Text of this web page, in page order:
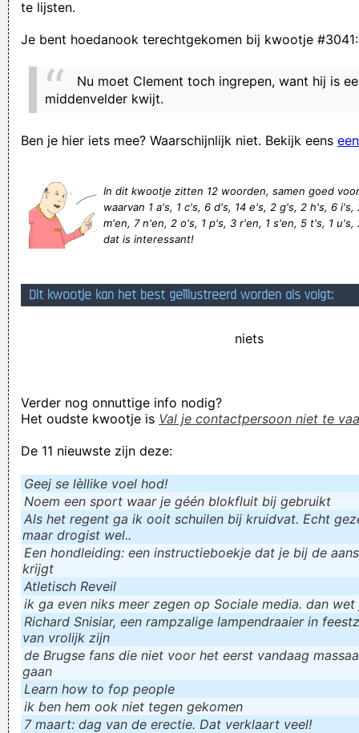
Oké, ik geef toe dat de staat van het item bij mij prima is, ik
zou het graag willen kopen maar gezien de afstand zou ik je
graag via PDP willen betalen door zijn koerier. PDP zal het
koerier het pakket in ontvangst nemen en bij mij afleveren.
uw beschikbaarheidsuren, plus alle kosten zijn mijn
verantwoordelijkheid.
Blaffende honden maken best veel herrie
KabouterBob: Zou Clem straks gaan lachten met genkboys à
Als er één voetballer is waarvan ik écht niet wakker lig, dan is
Profiel voor Gazondabber. Aantal fotos, 7. Aantal berichten, 5.
Verknoei je tijd op een nuttige manier!
te lijsten.
Je bent hoedanook terechtgekomen bij kwootje #3041:
Nu moet Clement toch ingrepen, want hij is
middenvelder kwijt.
Ben je hier iets mee? Waarschijnlijk niet. Bekijk eens
In dit kwootje zitten 12 woorden, samen goed
waarvan 1 a's, 1 c's, 6 d's, 14 e's, 2 g's, 2 h's, 6
m'en, 7 n'en, 2 o's, 1 p's, 3 r'en, 1 s'en, 5 t's, 1
dat is interessant!
Dit kwootje kan het best geïllustreerd worden als volgt:
niets
Verder nog onnuttige info nodig?
Het oudste kwootje is Val je contactpersoon niet te
De 11 nieuwste zijn deze:
Geej se lèllike voel hod!
Noem een sport waar je géén blokfluit bij gebruikt
Als het regent ga ik ooit schuilen bij kruidvat. Echt
maar drogist wel..
Een hondleiding: een instructieboekje dat je bij de
krijgt
Atletisch Reveil
ik ga even niks meer zegen op Sociale media. dan
Richard Snisiar, een rampzalige lampendraaier in
van vrolijk zijn
de Brugse fans die niet voor het eerst vandaag
gaan
Learn how to fop people
ik ɓen hem ook niet tegen gekomen
7 maart: dag van de erectie. Dat verklaart veel!